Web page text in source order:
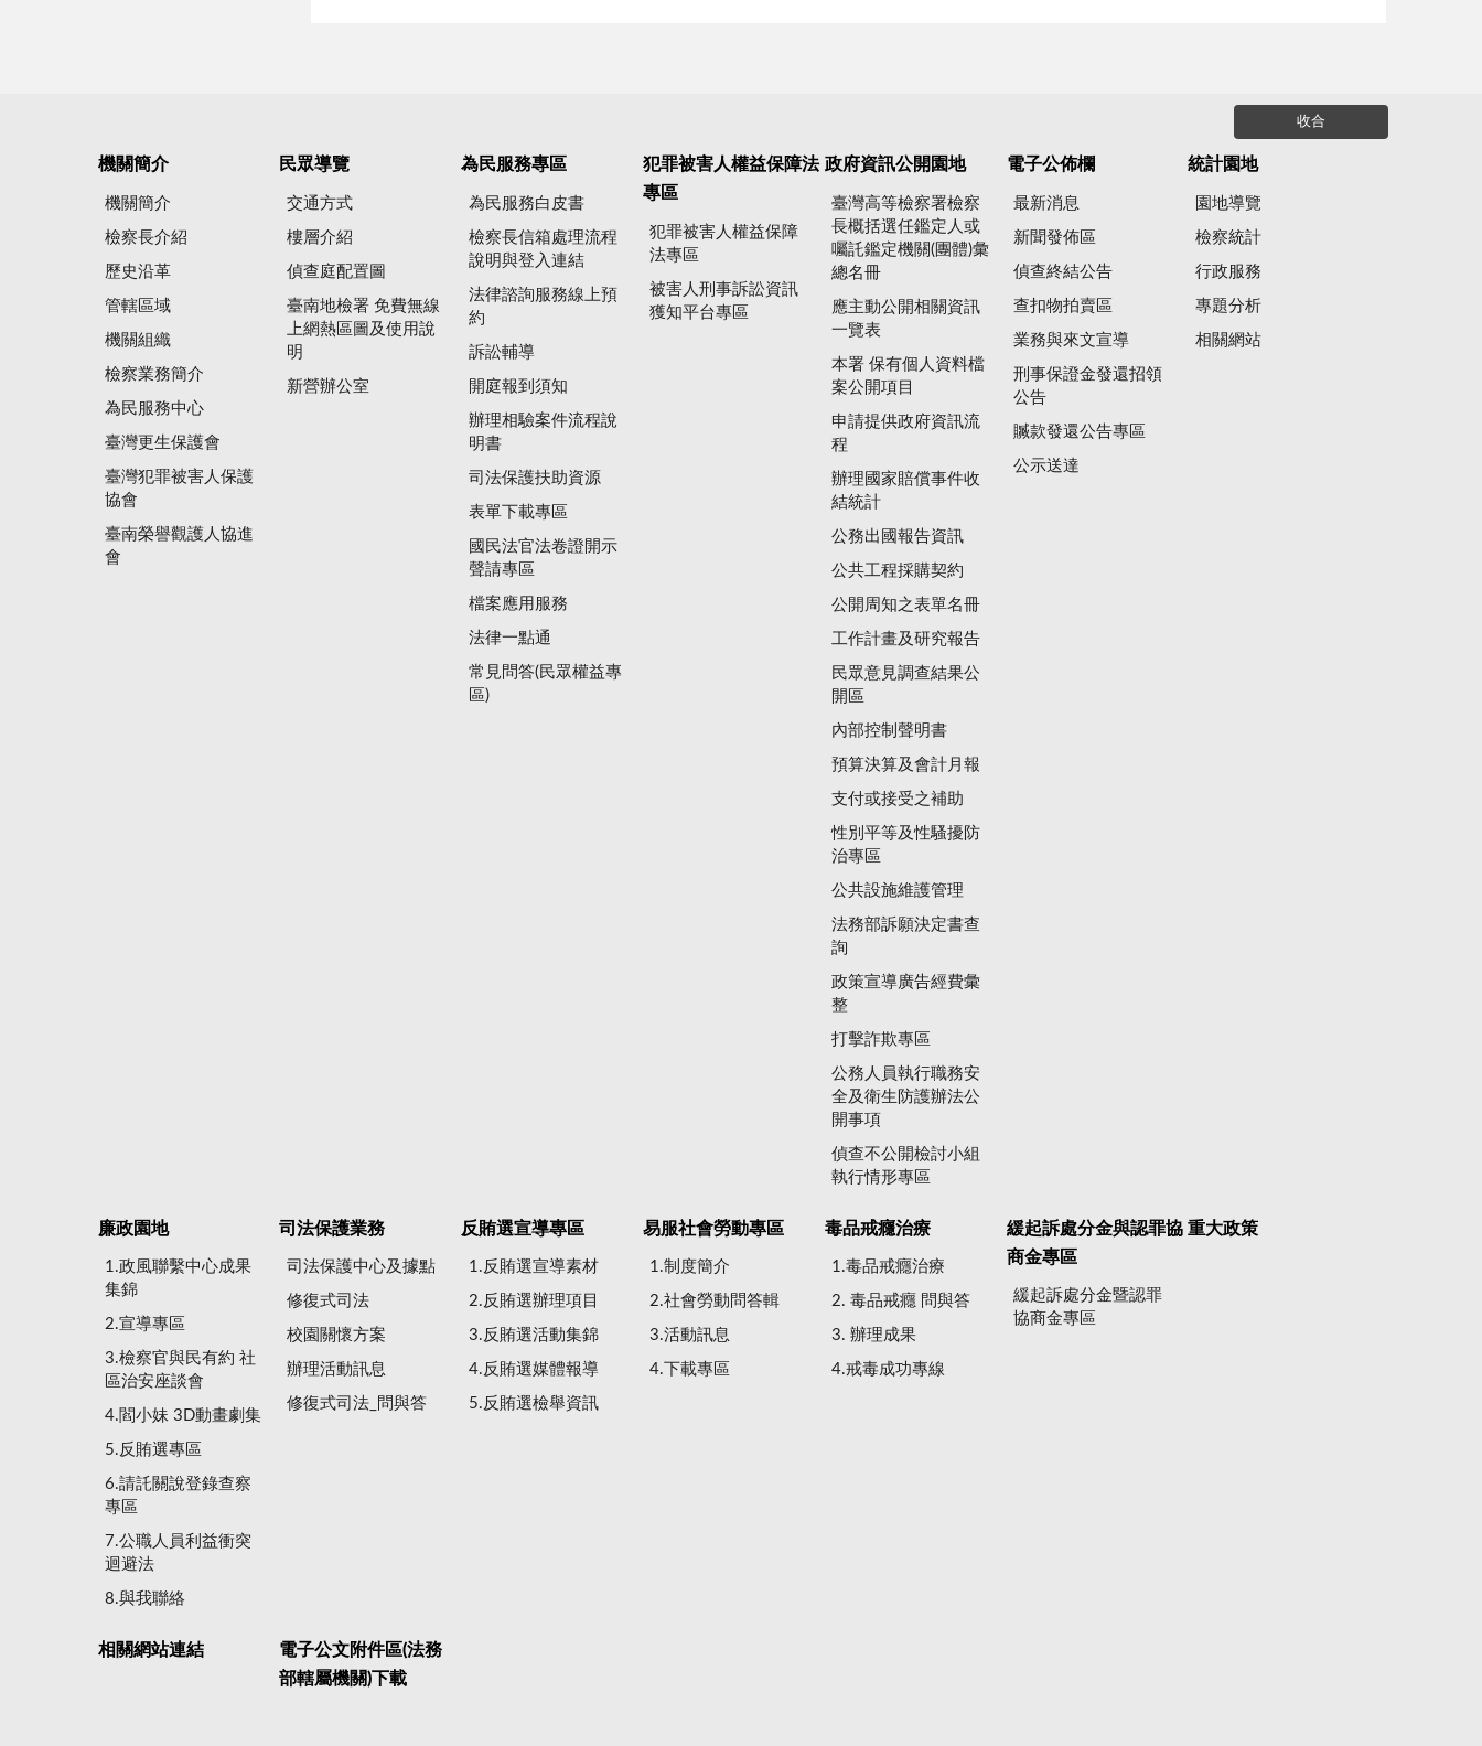
收合
機關簡介
機關簡介
檢察長介紹
歷史沿革
管轄區域
機關組織
檢察業務簡介
為民服務中心
臺灣更生保護會
臺灣犯罪被害人保護
協會
臺南榮譽觀護人協進
會
民眾導覽
交通方式
樓層介紹
偵查庭配置圖
臺南地檢署 免費無線
上網熱區圖及使用說
明
新營辦公室
為民服務專區
為民服務白皮書
檢察長信箱處理流程
說明與登入連結
法律諮詢服務線上預
約
訴訟輔導
開庭報到須知
辦理相驗案件流程說
明書
司法保護扶助資源
表單下載專區
國民法官法卷證開示
聲請專區
檔案應用服務
法律一點通
常見問答(民眾權益專
區)
犯罪被害人權益保障法
專區
犯罪被害人權益保障
法專區
被害人刑事訴訟資訊
獲知平台專區
政府資訊公開園地
臺灣高等檢察署檢察
長概括選任鑑定人或
囑託鑑定機關(團體)彙
總名冊
應主動公開相關資訊
一覽表
本署 保有個人資料檔
案公開項目
申請提供政府資訊流
程
辦理國家賠償事件收
結統計
公務出國報告資訊
公共工程採購契約
公開周知之表單名冊
工作計畫及研究報告
民眾意見調查結果公
開區
內部控制聲明書
預算決算及會計月報
支付或接受之補助
性別平等及性騷擾防
治專區
公共設施維護管理
法務部訴願決定書查
詢
政策宣導廣告經費彙
整
打擊詐欺專區
公務人員執行職務安
全及衛生防護辦法公
開事項
偵查不公開檢討小組
執行情形專區
電子公佈欄
最新消息
新聞發佈區
偵查終結公告
查扣物拍賣區
業務與來文宣導
刑事保證金發還招領
公告
贓款發還公告專區
公示送達
統計園地
園地導覽
檢察統計
行政服務
專題分析
相關網站
廉政園地
1.政風聯繫中心成果
集錦
2.宣導專區
3.檢察官與民有約 社
區治安座談會
4.閻小妹 3D動畫劇集
5.反賄選專區
6.請託關說登錄查察
專區
7.公職人員利益衝突
迴避法
8.與我聯絡
司法保護業務
司法保護中心及據點
修復式司法
校園關懷方案
辦理活動訊息
修復式司法_問與答
反賄選宣導專區
1.反賄選宣導素材
2.反賄選辦理項目
3.反賄選活動集錦
4.反賄選媒體報導
5.反賄選檢舉資訊
易服社會勞動專區
1.制度簡介
2.社會勞動問答輯
3.活動訊息
4.下載專區
毒品戒癮治療
1.毒品戒癮治療
2. 毒品戒癮 問與答
3. 辦理成果
4.戒毒成功專線
緩起訴處分金與認罪協
商金專區
緩起訴處分金暨認罪
協商金專區
重大政策
相關網站連結
電子公文附件區(法務
部轄屬機關)下載